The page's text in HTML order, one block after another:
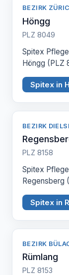
BEZIRK
Höngg
PLZ 8049
Spitex
Höngg (PLZ
Spitex in
BEZIRK
PLZ 8158
Spitex
Regensberg
Spitex in
BEZIRK
Rümlang
PLZ 8153